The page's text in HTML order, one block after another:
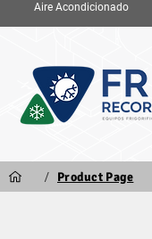
Aire Acondicionado
/ Product Page